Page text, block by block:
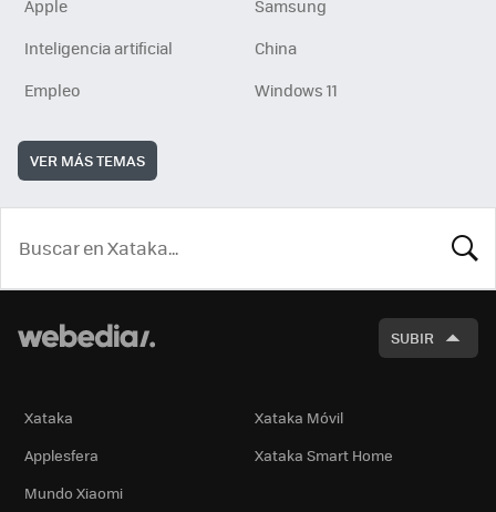
Apple
Samsung
Inteligencia artificial
China
Empleo
Windows 11
VER MÁS TEMAS
SUBIR
Xataka
Xataka Móvil
Applesfera
Xataka Smart Home
Mundo Xiaomi